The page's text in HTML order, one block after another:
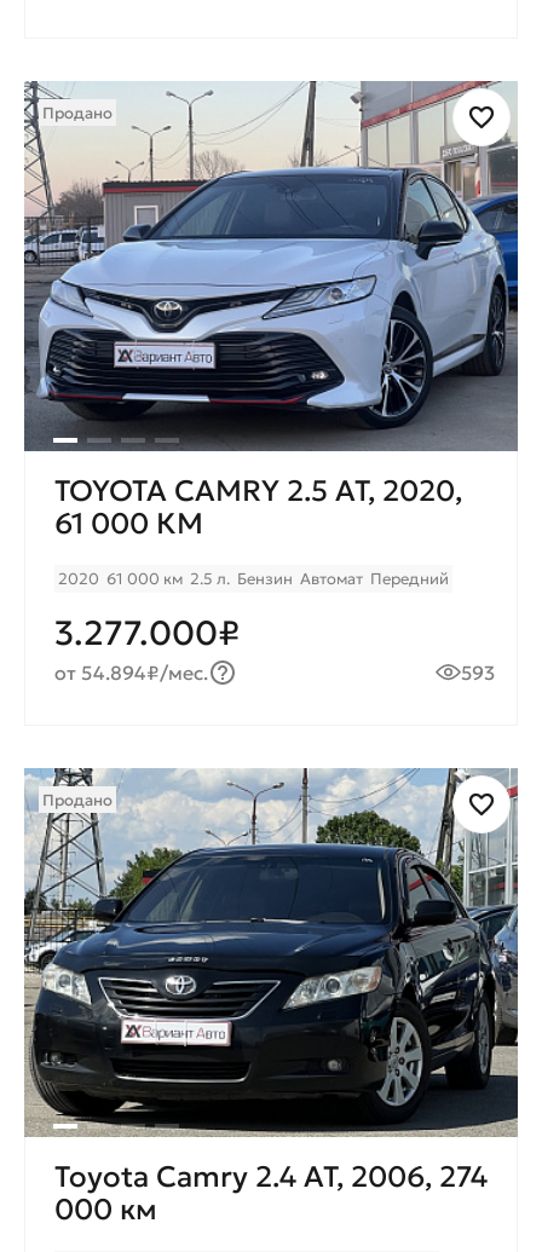
Продано
TOYOTA CAMRY 2.5 AT, 2020,
61 000 КМ
2020 61 000 км 2.5 л. Бензин Автомат Передний
3.277.000₽
от 54.894₽/мес. 593
Продано
Toyota Camry 2.4 AT, 2006, 274
000 км